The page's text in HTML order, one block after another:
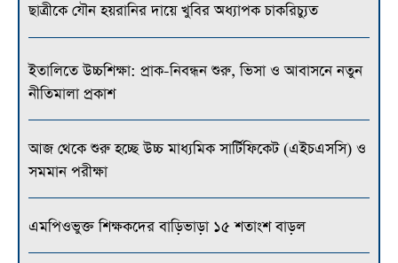
ছাত্রীকে যৌন হয়রানির দায়ে খুবির অধ্যাপক চাকরিচ্যুত
ইতালিতে উচ্চশিক্ষা: প্রাক-নিবন্ধন শুরু, ভিসা ও আবাসনে নতুন
নীতিমালা প্রকাশ
আজ থেকে শুরু হচ্ছে উচ্চ মাধ্যমিক সার্টিফিকেট (এইচএসসি) ও
সমমান পরীক্ষা
এমপিওভুক্ত শিক্ষকদের বাড়িভাড়া ১৫ শতাংশ বাড়ল